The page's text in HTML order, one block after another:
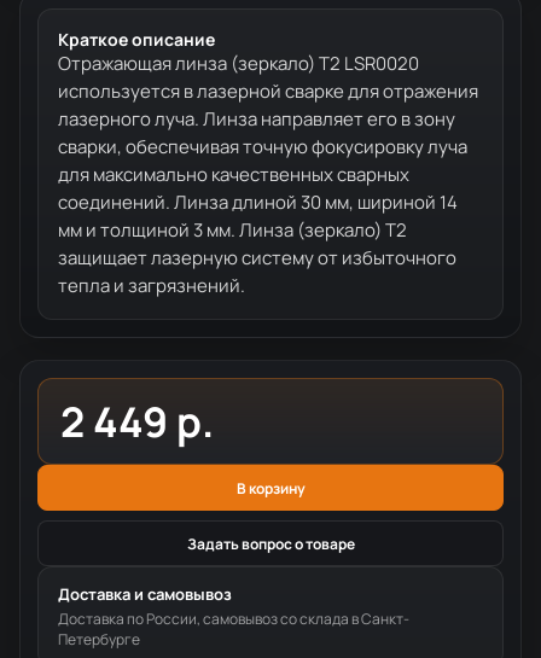
Краткое описание
Отражающая линза (зеркало) T2 LSR0020
используется в лазерной сварке для отражения
лазерного луча. Линза направляет его в зону
сварки, обеспечивая точную фокусировку луча
для максимально качественных сварных
соединений. Линза длиной 30 мм, шириной 14
мм и толщиной 3 мм. Линза (зеркало) T2
защищает лазерную систему от избыточного
тепла и загрязнений.
2 449 р.
В корзину
Задать вопрос о товаре
Доставка и самовывоз
Доставка по России, самовывоз со склада в Санкт-
Петербурге